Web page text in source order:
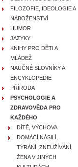
FILOZOFIE, IDEOLOGIE A
NÁBOŽENSTVÍ
HUMOR
JAZYKY
KNIHY PRO DĚTI A
MLÁDEŽ
NAUČNÉ SLOVNÍKY A
ENCYKLOPEDIE
PŘÍRODA
PSYCHOLOGIE A
ZDRAVOVĚDA PRO
KAŽDÉHO
DÍTĚ, VÝCHOVA
DOMÁCÍ NÁSILÍ,
TÝRÁNÍ, ZNEUŽÍVÁNÍ,
ŽENA V JINÝCH